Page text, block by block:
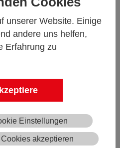
unserer Website. Einige
andere uns helfen,
Erfahrung zu
Einstellungen
akzeptieren